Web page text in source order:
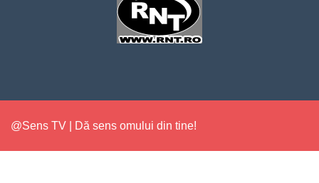
@Sens TV | Dă sens omului din tine!